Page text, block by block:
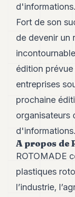
d'informations.
Fort de son
de devenir un
édition
entreprises
prochaine
organisateurs
d'informations.
A propos de
ROTOMADE
plastiques
l’industrie,